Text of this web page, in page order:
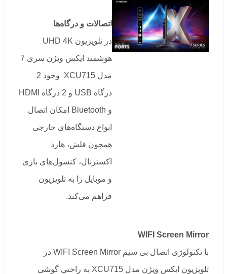
اتصالات و درگاه‌ها
در تلویزیون UHD 4K
هوشمند ایکس ویژن سری 7
مدل XCU715 وجود 2
درگاه USB و 2 درگاه HDMI
و Bluetooth امکان اتصال
انواع دستگاه‌های خارجی
همچون فلش، هارد
اکسترنال، کنسول‌های بازی
و موبایل را به تلویزیون
فراهم می‌کند.
WIFI Screen Mirror
با تکنولوژی اتصال بی سیم WIFI Screen Mirror در
تلویزیون ایکس ویژن مدل XCU715 به راحتی گوشی